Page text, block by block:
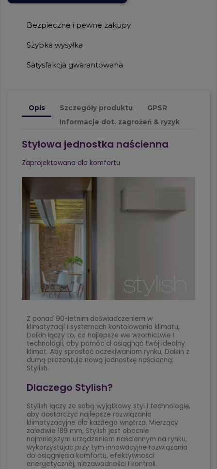
Bezpieczne i pewne zakupy
Szybka wysyłka
Satysfakcja gwarantowana
Opis Szczegóły produktu
GPSR
Informacje dot. zagrożeń & ryzyk
Stylowa jednostka naścienna
Zaprojektowana dla komfortu
Z ponad 90-letnim doświadczeniem w
klimatyzacji i systemach kontolowania klimatu,
Daikin łączy to, co najlepsze we wzornictwie i
technologii, aby pomóc ci osiągnąć twój idealny
klimat. Aby sprostać oczekiwaniom rynku, Daikin z
dumą prezentuje nową jednostkę naścienną:
Stylish.
Dlaczego Stylish?
Stylish łączy ze sobą wyjątkowy styl i technologię,
aby dostarczyć najlepsze rozwiązania
klimatyzacyjne dla każdego wnętrza. Mierzący
zaledwie 189 mm, Stylish jest obecnie
najmniejszym urządzeniem naściennym na rynku,
wykorzystujac przy tym innowacyjne rozwiązania
do osiągnięcia komfortu, efektywności
energetycznej, niezawodności i kontroli.